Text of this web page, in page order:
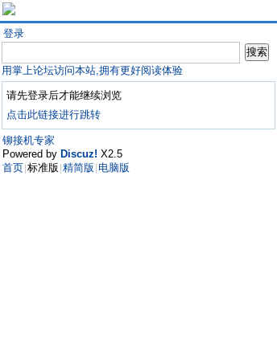
登录
用掌上论坛访问本站,拥有更好阅读体验
请先登录后才能继续浏览
点击此链接进行跳转
铆接机专家
Powered by Discuz! X2.5
首页 标准版 精简版 电脑版